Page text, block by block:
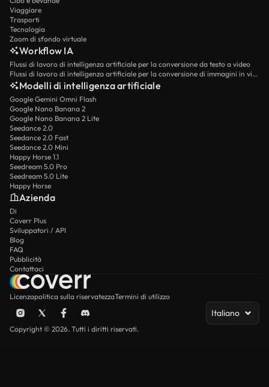
Viaggiare
Trasporti
Tecnologia
Zoom di sfondo virtuale
Workflow IA
Flussi di lavoro di intelligenza artificiale per la conversione da testo a video
Flussi di lavoro di intelligenza artificiale per la conversione di immagini in video
Modelli di intelligenza artificiale
Google Gemini Omni Flash
Google Nano Banana 2
Google Nano Banana 2 Lite
Seedance 2.0
Seedance 2.0 Fast
Seedance 2.0 Mini
Happy Horse 1.1
Seedream 5.0 Pro
Seedream 5.0 Lite
Happy Horse
Azienda
Di
Coverr Plus
Sviluppatori / API
Blog
FAQ
Pubblicità
Contattaci
Licenzapolitica sulla riservatezzaTermini di utilizzo
Italiano
Copyright © 2026. Tutti i diritti riservati.